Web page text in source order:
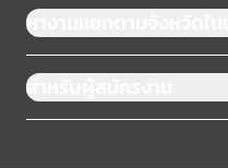
หางานแยกตามจังหวัดในป
สำหรับผู้สมัครงาน